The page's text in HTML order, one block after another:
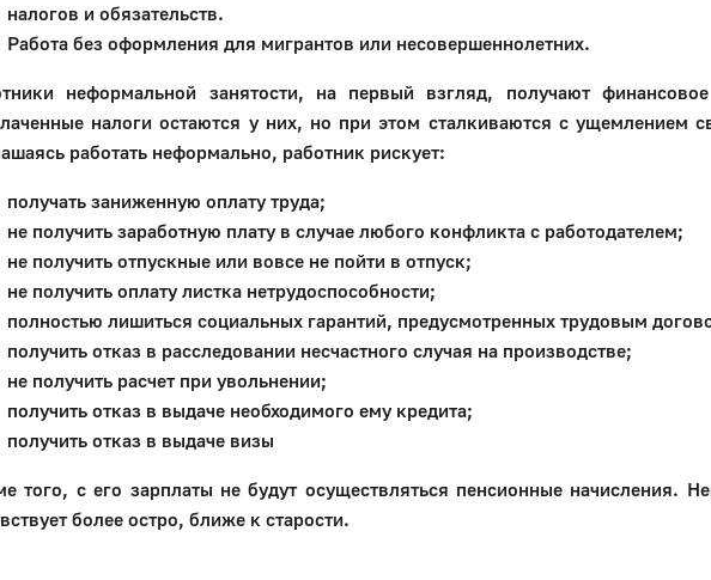
налогов и обязательств.
Работа без оформления для мигрантов или несовершеннолетних.
неформальной занятости, на первый взгляд, получают
налоги остаются у них, но при этом сталкиваются с ущемлением
работать неформально, работник рискует:
получать заниженную оплату труда;
не получить заработную плату в случае любого конфликта с работодателем;
не получить отпускные или вовсе не пойти в отпуск;
не получить оплату листка нетрудоспособности;
полностью лишиться социальных гарантий, предусмотренных трудовым
получить отказ в расследовании несчастного случая на производстве;
не получить расчет при увольнении;
получить отказ в выдаче необходимого ему кредита;
получить отказ в выдаче визы
того, с его зарплаты не будут осуществляться пенсионные начисления.
более остро, ближе к старости.